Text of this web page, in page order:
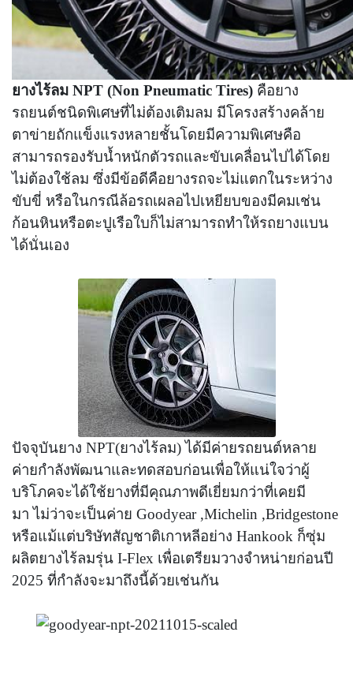
ยางไร้ลม NPT (Non Pneumatic Tires) คือยาง
รถยนต์ชนิดพิเศษที่ไม่ต้องเติมลม มีโครงสร้างคล้าย
ตาข่ายถักแข็งแรงหลายชั้นโดยมีความพิเศษคือ
สามารถรองรับน้ำหนักตัวรถและขับเคลื่อนไปได้โดย
ไม่ต้องใช้ลม ซึ่งมีข้อดีคือยางรถจะไม่แตกในระหว่าง
ขับขี่ หรือในกรณีล้อรถเผลอไปเหยียบของมีคมเช่น
ก้อนหินหรือตะปูเรือใบก็ไม่สามารถทำให้รถยางแบน
ได้นั่นเอง
ปัจจุบันยาง NPT(ยางไร้ลม)ได้มีค่ายรถยนต์หลาย
ค่ายกำลังพัฒนาและทดสอบก่อนเพื่อให้แน่ใจว่าผู้
บริโภคจะได้ใช้ยางที่มีคุณภาพดีเยี่ยมกว่าที่เคยมี
มา ไม่ว่าจะเป็นค่าย Goodyear ,Michelin ,Bridgestone
หรือแม้แต่บริษัทสัญชาติเกาหลีอย่าง Hankook ก็ซุ่ม
ผลิตยางไร้ลมรุ่น I-Flex เพื่อเตรียมวางจำหน่ายก่อนปี
2025 ที่กำลังจะมาถึงนี้ด้วยเช่นกัน